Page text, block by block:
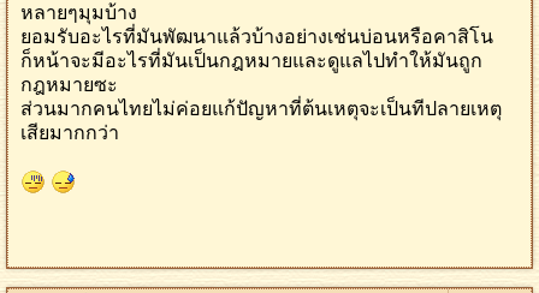
หลายๆมุมบ้าง
ยอมรับอะไรที่มันพัฒนาแล้วบ้างอย่างเช่นบ่อนหรือคาสิโน
ก็หน้าจะมีอะไรที่มันเป็นกฎหมายและดูแลไปทำให้มันถูก
กฎหมายซะ
ส่วนมากคนไทยไม่ค่อยแก้ปัญหาที่ต้นเหตุจะเป็นทีปลายเหตุ
เสียมากกว่า